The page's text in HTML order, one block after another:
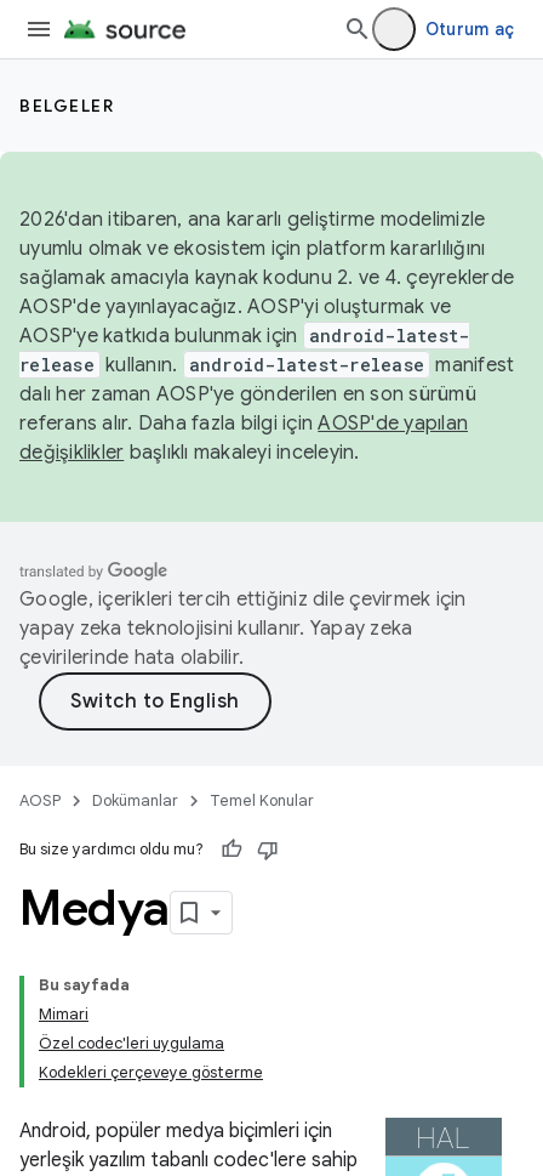
Oturum aç
BELGELER
2026'dan itibaren, ana kararlı geliştirme modelimizle
uyumlu olmak ve ekosistem için platform kararlılığını
sağlamak amacıyla kaynak kodunu 2. ve 4. çeyreklerde
AOSP'de yayınlayacağız. AOSP'yi oluşturmak ve
AOSP'ye katkıda bulunmak için
android-latest-
release kullanın. android-latest-release manifest
dalı her zaman AOSP'ye gönderilen en son sürümü
referans alır. Daha fazla bilgi içinAOSP'de yapılan
değişiklikler başlıklı makaleyi inceleyin.
Google, içerikleri tercih ettiğiniz dile çevirmek için
yapay zeka teknolojisini kullanır. Yapay zeka
çevirilerinde hata olabilir.
AOSP Dokümanlar Temel Konular
Bu size yardımcı oldu mu?
Medya
Bu sayfada
Mimari
Özel codec'leri uygulama
Kodekleri çerçeveye gösterme
Android, popüler medya biçimleri için
yerleşik yazılım tabanlı codec'lere sahip